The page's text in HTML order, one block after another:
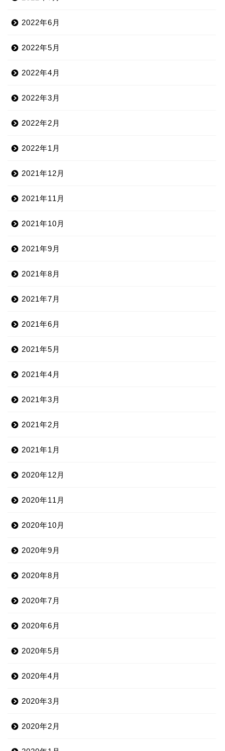
2022年6月
2022年5月
2022年4月
2022年3月
2022年2月
2022年1月
2021年12月
2021年11月
2021年10月
2021年9月
2021年8月
2021年7月
2021年6月
2021年5月
2021年4月
2021年3月
2021年2月
2021年1月
2020年12月
2020年11月
2020年10月
2020年9月
2020年8月
2020年7月
2020年6月
2020年5月
2020年4月
2020年3月
2020年2月